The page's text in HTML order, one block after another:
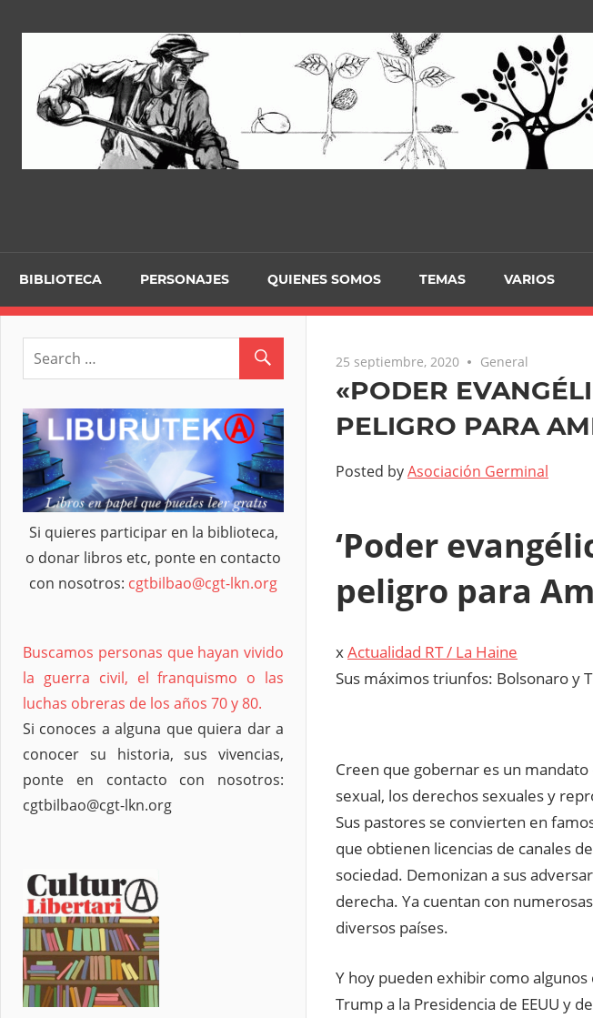
BIBLIOTECA PERSONAJES QUIENES SOMOS TEMAS VARIOS
25 septiembre, 2020 General
«PODER
PELIGRO PARA
Posted byAsociación Germinal
‘Poder
peligro para
x Actualidad RT / La Haine
Sus máximos triunfos: Bolsonaro y
Creen que gobernar es un
sexual, los derechos sexuales y
Sus pastores se convierten en
que obtienen licencias de canales
sociedad. Demonizan a sus
derecha. Ya cuentan con
diversos países.
Y hoy pueden exhibir como
Trump a la Presidencia de EEUU y
Si quieres participar en la biblioteca,
o donar libros etc, ponte en contacto
con nosotros: cgtbilbao@cgt-lkn.org
Buscamos personas que hayan vivido
la guerra civil, el franquismo o las
luchas obreras de los años 70 y 80.
Si conoces a alguna que quiera dar a
conocer su historia, sus vivencias,
ponte en contacto con nosotros:
cgtbilbao@cgt-lkn.org